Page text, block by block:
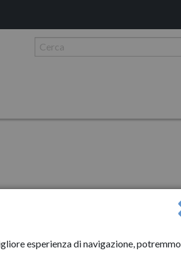
esperienza di navigazione, potremmo
Anno-2024